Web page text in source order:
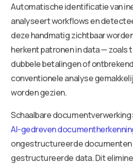
Automatische identificatie van
analyseert workflows en
deze handmatig zichtbaar
herkent patronen in data —
dubbele betalingen of
conventionele analyse
worden gezien.
Schaalbare documentverwerking:
AI-gedreven
ongestructureerde
gestructureerde data. Dit